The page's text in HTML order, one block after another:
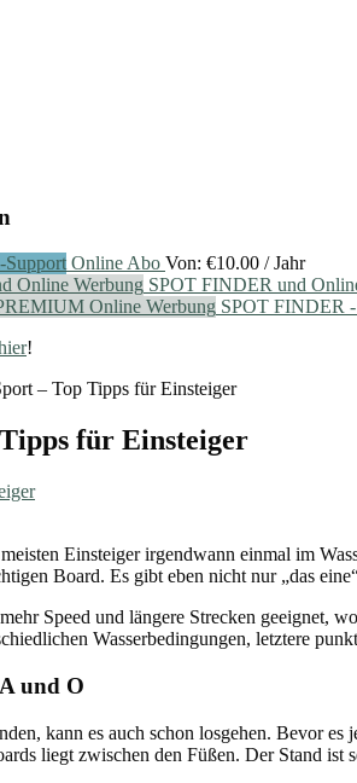
Online Abo Von: €10.00 / Jahr
SPOT FINDER und
SPOT FINDER
!
– Top Tipps für Einsteiger
für Einsteiger
Einsteiger irgendwann einmal im
Board. Es gibt eben nicht nur „das
Speed und längere Strecken geeignet,
Wasserbedingungen, letztere
und O
kann es auch schon losgehen. Bevor
liegt zwischen den Füßen. Der Stand ist